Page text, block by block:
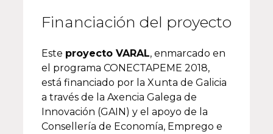
Financiación del proyecto
Este proyecto VARAL, enmarcado en
el programa CONECTAPEME 2018,
está financiado por la Xunta de Galicia
a través de la Axencia Galega de
Innovación (GAIN) y el apoyo de la
Consellería de Economía, Emprego e